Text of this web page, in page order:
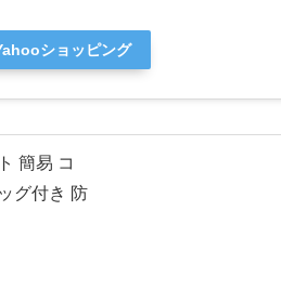
ショッピング
簡易 コ
グ付き 防